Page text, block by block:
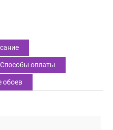
Способы оплаты
обоев